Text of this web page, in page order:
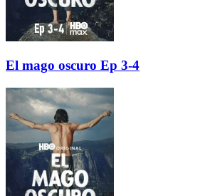
El mago oscuro Ep 3-4